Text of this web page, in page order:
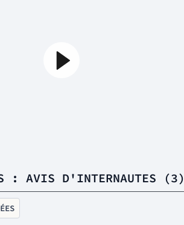
: AVIS D'INTERNAUTES (3)